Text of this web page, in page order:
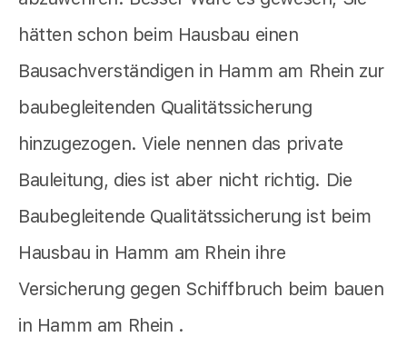
hätten schon beim Hausbau einen
Bausachverständigen in Hamm am Rhein zur
baubegleitenden Qualitätssicherung
hinzugezogen. Viele nennen das private
Bauleitung, dies ist aber nicht richtig. Die
Baubegleitende Qualitätssicherung ist beim
Hausbau in Hamm am Rhein ihre
Versicherung gegen Schiffbruch beim bauen
in Hamm am Rhein .